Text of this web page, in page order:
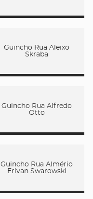
Guincho Rua Aleixo
Skraba
Guincho Rua Alfredo
Otto
Guincho Rua Almério
Erivan Swarowski